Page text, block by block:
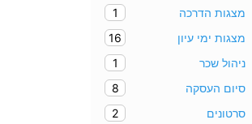
מצגות הדרכה
1
מצגות ימי עיון
16
ניהול שכר
1
סיום העסקה
8
סרטונים
2